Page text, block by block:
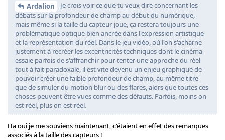
Ardalion
Je crois voir ce que tu veux dire concernant les
débats sur la profondeur de champ au début du numérique,
mais même si la taille du capteur joue, ça restera toujours une
problématique optique bien ancrée dans l'expression artistique
et la représentation du réel. Dans le jeu vidéo, où l'on s'acharne
justement à recréer les excentricités techniques dont le cinéma
essaie parfois de s'affranchir pour tenter une approche du réel
tout à fait paradoxale, il est vite devenu un enjeu graphique de
pouvoir créer une faible profondeur de champ, au même titre
que de simuler du motion blur ou des flares, alors que toutes ces
choses peuvent être vues comme des défauts. Parfois, moins on
est réel, plus on est réel.
Ha oui je me souviens maintenant, c'étaient en effet des remarques
associés à la taille des capteurs !